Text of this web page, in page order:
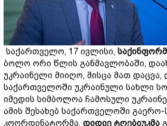
საქართველო, 17 ივლისი,
ბოლო ორი წლის განმავლობაში,
უკრაინელი მიიღო, მისცა მათ დაცვა,
საქართველოში უკრაინული სახლი
იმედის სიმბოლოა ჩამოსული
ამის შესახებ საქართველოში გაერო-
კოორდინატორმა, დიდიე ტღებიუკმა